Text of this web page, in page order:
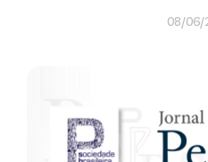
08/06/